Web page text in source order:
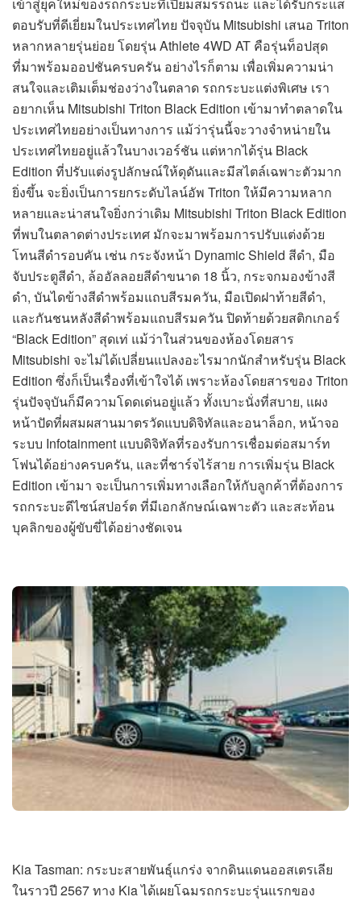
ตอบรับที่ดีเยี่ยมในประเทศไทย ปัจจุบัน Mitsubishi เสนอ Triton
หลากหลายรุ่นย่อย โดยรุ่น Athlete 4WD AT คือรุ่นท็อปสุด
ที่มาพร้อมออปชันครบครัน อย่างไรก็ตาม เพื่อเพิ่มความน่า
สนใจและเติมเต็มช่องว่างในตลาด รถกระบะแต่งพิเศษ เรา
อยากเห็น Mitsubishi Triton Black Edition เข้ามาทำตลาดใน
ประเทศไทยอย่างเป็นทางการ แม้ว่ารุ่นนี้จะวางจำหน่ายใน
ประเทศไทยอยู่แล้วในบางเวอร์ชัน แต่หากได้รุ่น Black
Edition ที่ปรับแต่งรูปลักษณ์ให้ดุดันและมีสไตล์เฉพาะตัวมาก
ยิ่งขึ้น จะยิ่งเป็นการยกระดับไลน์อัพ Triton ให้มีความหลาก
หลายและน่าสนใจยิ่งกว่าเดิม Mitsubishi Triton Black Edition
ที่พบในตลาดต่างประเทศ มักจะมาพร้อมการปรับแต่งด้วย
โทนสีดำรอบคัน เช่น กระจังหน้า Dynamic Shield สีดำ, มือ
จับประตูสีดำ, ล้ออัลลอยสีดำขนาด 18 นิ้ว, กระจกมองข้างสี
ดำ, บันไดข้างสีดำพร้อมแถบสีรมควัน, มือเปิดฝาท้ายสีดำ,
และกันชนหลังสีดำพร้อมแถบสีรมควัน ปิดท้ายด้วยสติกเกอร์
“Black Edition” สุดเท่ แม้ว่าในส่วนของห้องโดยสาร
Mitsubishi จะไม่ได้เปลี่ยนแปลงอะไรมากนักสำหรับรุ่น Black
Edition ซึ่งก็เป็นเรื่องที่เข้าใจได้ เพราะห้องโดยสารของ Triton
รุ่นปัจจุบันก็มีความโดดเด่นอยู่แล้ว ทั้งเบาะนั่งที่สบาย, แผง
หน้าปัดที่ผสมผสานมาตรวัดแบบดิจิทัลและอนาล็อก, หน้าจอ
ระบบ Infotainment แบบดิจิทัลที่รองรับการเชื่อมต่อสมาร์ท
โฟนได้อย่างครบครัน, และที่ชาร์จไร้สาย การเพิ่มรุ่น Black
Edition เข้ามา จะเป็นการเพิ่มทางเลือกให้กับลูกค้าที่ต้องการ
รถกระบะดีไซน์สปอร์ต ที่มีเอกลักษณ์เฉพาะตัว และสะท้อน
บุคลิกของผู้ขับขี่ได้อย่างชัดเจน
Kia Tasman: กระบะสายพันธุ์แกร่ง จากดินแดนออสเตรเลีย
ในราวปี 2567 ทาง Kia ได้เผยโฉมรถกระบะรุ่นแรกของ